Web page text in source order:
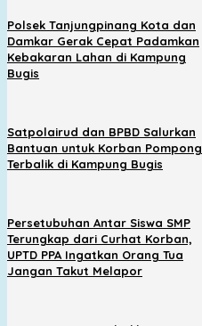
Polsek Tanjungpinang Kota dan
Damkar Gerak Cepat Padamkan
Kebakaran Lahan di Kampung
Bugis
Satpolairud dan BPBD Salurkan
Bantuan untuk Korban Pompong
Terbalik di Kampung Bugis
Persetubuhan Antar Siswa SMP
Terungkap dari Curhat Korban,
UPTD PPA Ingatkan Orang Tua
Jangan Takut Melapor